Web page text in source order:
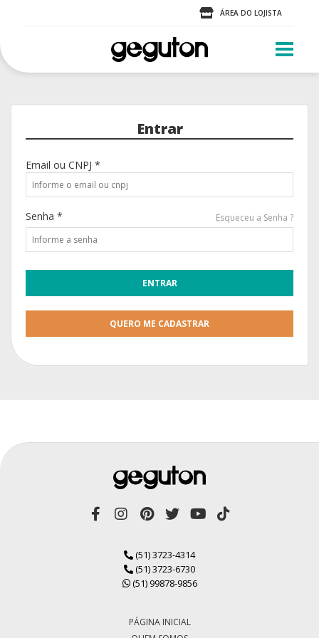
ÁREA DO LOJISTA
Entrar
Email ou CNPJ *
Senha * Esqueceu a Senha ?
QUERO ME CADASTRAR
(51) 3723-4314
(51) 3723-6730
(51) 99878-9856
PÁGINA INICIAL